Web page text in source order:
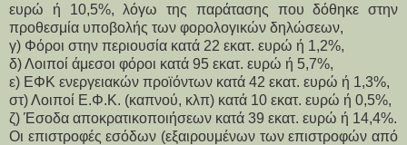
ευρώ ή 10,5%, λόγω της παράτασης που δόθηκε στην
προθεσμία υποβολής των φορολογικών δηλώσεων,
γ) Φόροι στην περιουσία κατά 22 εκατ. ευρώ ή 1,2%,
δ) Λοιποί άμεσοι φόροι κατά 95 εκατ. ευρώ ή 5,7%,
ε) ΕΦΚ ενεργειακών προϊόντων κατά 42 εκατ. ευρώ ή 1,3%,
στ) Λοιποί Ε.Φ.Κ. (καπνού, κλπ) κατά 10 εκατ. ευρώ ή 0,5%,
ζ) Έσοδα αποκρατικοποιήσεων κατά 39 εκατ. ευρώ ή 14,4%.
Οι επιστροφές εσόδων (εξαιρουμένων των επιστροφών από